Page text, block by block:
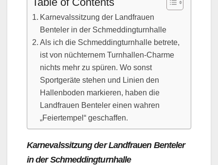
Karnevalssitzung der Landfrauen
Benteler in der Schmeddingturnhalle
Als ich die Schmeddingturnhalle betrete,
ist von nüchternem Turnhallen-Charme
nichts mehr zu spüren. Wo sonst
Sportgeräte stehen und Linien den
Hallenboden markieren, haben die
Landfrauen Benteler einen wahren
„Feiertempel“ geschaffen.
Karnevalssitzung der Landfrauen Benteler
in der Schmeddingturnhalle